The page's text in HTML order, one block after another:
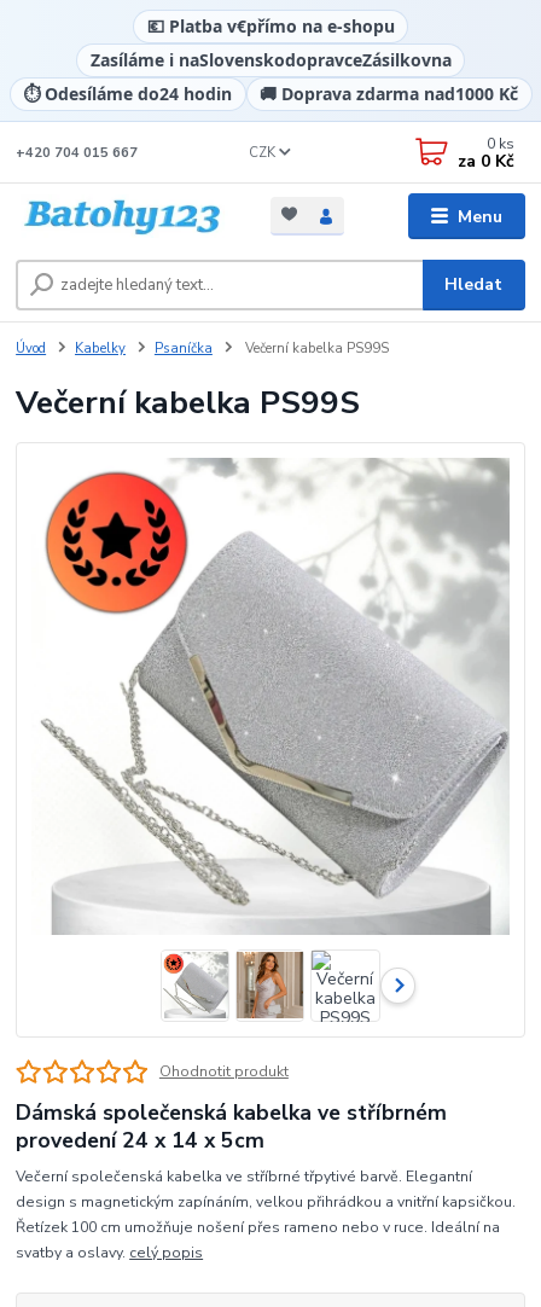
💶 Platba v€přímo na e-shopu
Zasíláme i naSlovenskodopravceZásilkovna
⏱️ Odesíláme do24 hodin 🚚 Doprava zdarma nad1000 Kč
Menu
CZK
Hledat
+420 704 015 667 0 ks
za 0 Kč
Úvod Kabelky Psaníčka Večerní kabelka PS99S
Večerní kabelka PS99S
Ohodnotit produkt
Dámská společenská kabelka ve stříbrném
provedení 24 x 14 x 5cm
Večerní společenská kabelka ve stříbrné třpytivé barvě. Elegantní
design s magnetickým zapínáním, velkou přihrádkou a vnitřní kapsičkou.
Řetízek 100 cm umožňuje nošení přes rameno nebo v ruce. Ideální na
svatby a oslavy. celý popis